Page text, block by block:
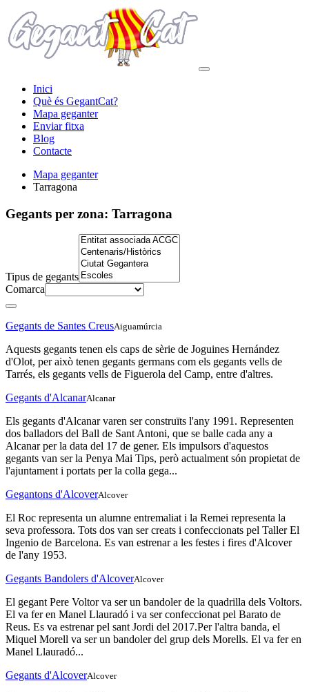
Inici
Què és GegantCat?
Mapa geganter
Enviar fitxa
Blog
Contacte
Mapa geganter
Tarragona
Gegants per zona: Tarragona
Tipus de gegants
Comarca
Gegants de Santes CreusAiguamúrcia
Aquests gegants tenen els caps de sèrie de Joguines Hernández
d'Olot, per això tenen gegants germans com els gegants vells de
Tarrés, els gegants vells de Figuerola del Camp, entre d'altres.
Gegants d'AlcanarAlcanar
Els gegants d'Alcanar varen ser construïts l'any 1991. Representen
dos balladors del Ball de Sant Antoni, que se balle cada any a
Alcanar per la data del 17 de gener. Els impulsors d'aquestos
gegants van ser la Penya Mai Tips, però actualment són propietat de
l'ajuntament i portats per la colla gega...
Gegantons d'AlcoverAlcover
El Roc representa un alumne entremaliat i la Remei representa la
seva professora. Tots dos van ser creats i confeccionats pel Taller El
Ingenio de Barcelona. Es van estrenar a les festes i fires d'Alcover
de l'any 1953.
Gegants Bandolers d'AlcoverAlcover
El gegant Pere Voltor va ser un bandoler de la quadrilla dels Voltors.
El va fer en Manel Llauradó i va ser confeccionat pel Barato de
Reus. Es va estrenar pel sant Jordi del 2017.Per l'altra banda, el
Miquel Morell va ser un bandoler del grup dels Morells. El va fer en
Manel Llauradó...
Gegants d'AlcoverAlcover